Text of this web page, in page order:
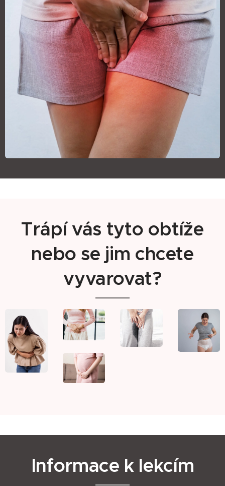
Trápí vás tyto obtíže
nebo se jim chcete
vyvarovat?
Informace k lekcím